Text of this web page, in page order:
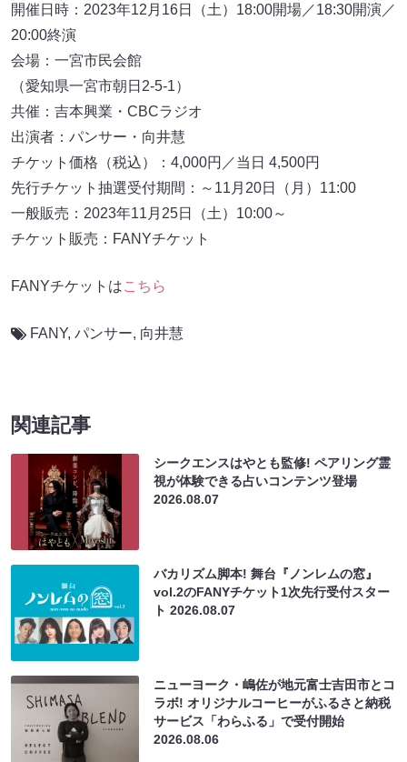
開催日時：2023年12月16日（土）18:00開場／18:30開演／
20:00終演
会場：一宮市民会館
（愛知県一宮市朝日2-5-1）
共催：吉本興業・CBCラジオ
出演者：パンサー・向井慧
チケット価格（税込）：4,000円／当日 4,500円
先行チケット抽選受付期間：～11月20日（月）11:00
一般販売：2023年11月25日（土）10:00～
チケット販売：FANYチケット
FANYチケットはこちら
FANY, パンサー, 向井慧
関連記事
シークエンスはやとも監修! ペアリング霊
視が体験できる占いコンテンツ登場
2026.08.07
バカリズム脚本! 舞台『ノンレムの窓』
vol.2のFANYチケット1次先行受付スター
ト2026.08.07
ニューヨーク・嶋佐が地元富士吉田市とコ
ラボ! オリジナルコーヒーがふるさと納税
サービス「わらふる」で受付開始
2026.08.06